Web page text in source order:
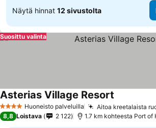
Näytä hinnat 12 sivustolta
Suosittu valinta
4 TähtiluokitusHuoneisto palveluilla Aitoa kreetalaista
Asterias Village Resort
8,8 Loistava 2 122 1.7 km kohteesta Port of